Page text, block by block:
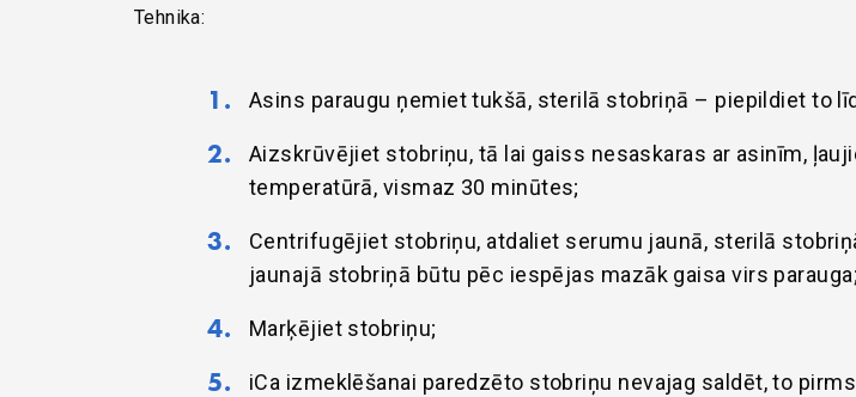
Tehnika:
Asins paraugu ņemiet tukšā, sterilā stobriņā – piepildiet to
Aizskrūvējiet stobriņu, tā lai gaiss nesaskaras ar asinīm,
temperatūrā, vismaz 30 minūtes;
Centrifugējiet stobriņu, atdaliet serumu jaunā, sterilā
jaunajā stobriņā būtu pēc iespējas mazāk gaisa virs parauga;
Marķējiet stobriņu;
iCa izmeklēšanai paredzēto stobriņu nevajag saldēt, to